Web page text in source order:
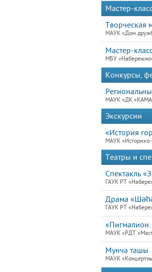
Мастер-
Творческая
МАУК «Дом
Мастер-
МБУ
Конкурсы,
МАУК «ДК
Экскурсии
«История
МАУК
Театры и
Спектакль
ГАУК РТ
Драма
ГАУК РТ
МАУК «РДТ
Мунча ташы
МАУК